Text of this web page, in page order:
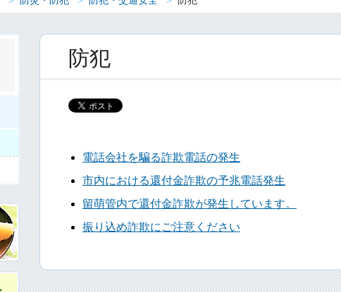
防犯
電話会社を騙る詐欺電話の発生
市内における還付金詐欺の予兆電話発生
留萌管内で還付金詐欺が発生しています。
振り込め詐欺にご注意ください